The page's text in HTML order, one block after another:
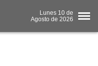
Lunes 10 de
Agosto de 2026